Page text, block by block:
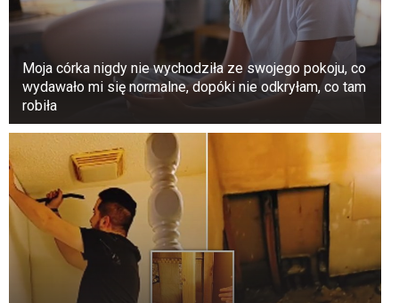
prowadzi do zmęczenia mięśni.
Może to również przyczyniać się do chorób żył,
takich jak żylaki.
Przewlekła niewydolność żylna, zakrzepica,
żylaki i owrzodzenia troficzne mogą
powodować skurcze. Pomóc mogą specjalne
maści lub zabieg chirurgiczny.
Nieprawidłowa czynność tarczycy.
Warto skonsultować się z lekarzem, jeśli masz
predyspozycje genetyczne.
Moja córka nigdy nie wychodziła ze swojego pokoju, co
wydawało mi się normalne, dopóki nie odkryłam, co tam
robiła